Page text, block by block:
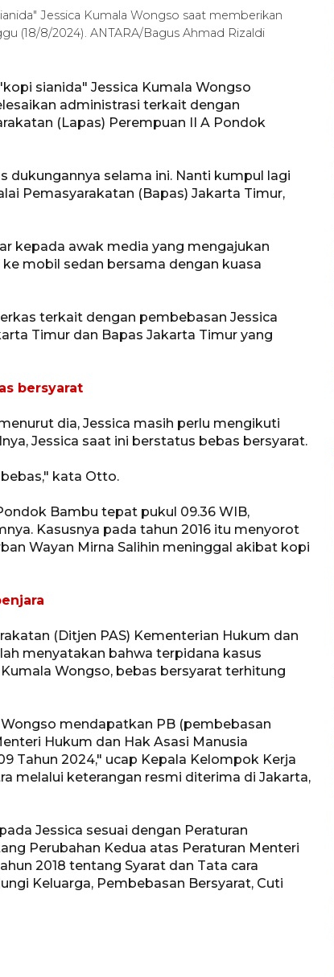
Jessica Kumala Wongso saat memberikan
(18/8/2024). ANTARA/Bagus Ahmad Rizaldi
sianida" Jessica Kumala Wongso
administrasi terkait dengan
(Lapas) Perempuan II A Pondok
selama ini. Nanti kumpul lagi
Pemasyarakatan (Bapas) Jakarta Timur,
kepada awak media yang mengajukan
mobil sedan bersama dengan kuasa
terkait dengan pembebasan Jessica
Timur dan Bapas Jakarta Timur yang
bersyarat
dia, Jessica masih perlu mengikuti
Jessica saat ini berstatus bebas bersyarat.
kata Otto.
Bambu tepat pukul 09.36 WIB,
Kasusnya pada tahun 2016 itu menyorot
Wayan Mirna Salihin meninggal akibat kopi
(Ditjen PAS) Kementerian Hukum dan
menyatakan bahwa terpidana kasus
Wongso, bebas bersyarat terhitung
mendapatkan PB (pembebasan
Hukum dan Hak Asasi Manusia
Tahun 2024," ucap Kepala Kelompok Kerja
melalui keterangan resmi diterima di Jakarta,
Jessica sesuai dengan Peraturan
Perubahan Kedua atas Peraturan Menteri
2018 tentang Syarat dan Tata cara
Keluarga, Pembebasan Bersyarat, Cuti